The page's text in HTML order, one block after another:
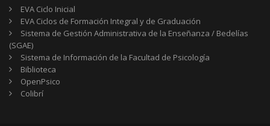
EVA Ciclo Inicial
EVA Ciclos de Formación Integral y de Graduación
Sistema de Gestión Administrativa de la Enseñanza / Bedelías
(SGAE)
Sistema de Información de la Facultad de Psicología
Biblioteca
OpenPsico
Colibrí